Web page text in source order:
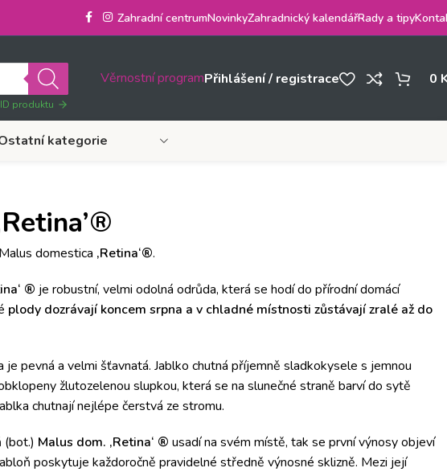
Zahradní centrumNovinkyZahradnický kalendářRady a tipy
produktu
Věrnostní programPřihlášení / registrace 0
kategorie
Malus domestica ‚Retina‘®.
® je robustní, velmi odolná odrůda, která se hodí do přírodní domácí
plody dozrávají koncem srpna a v chladné místnosti zůstávají zralé až do
je pevná a velmi šťavnatá. Jablko chutná příjemně sladkokysele s jemnou
žlutozelenou slupkou, která se na slunečné straně barví do sytě
chutnají nejlépe čerstvá ze stromu.
(bot.) Malus dom. ‚Retina‘ ® usadí na svém místě, tak se první výnosy objeví
poskytuje každoročně pravidelné středně výnosné sklizně. Mezi její